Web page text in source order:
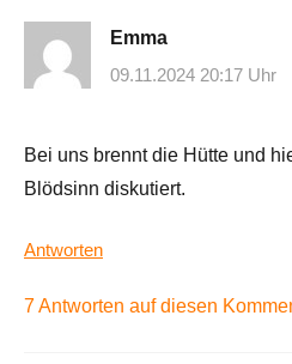
Emma
09.11.2024 20:17 Uhr
Bei uns brennt die Hütte und
Blödsinn diskutiert.
Antworten
7 Antworten auf diesen